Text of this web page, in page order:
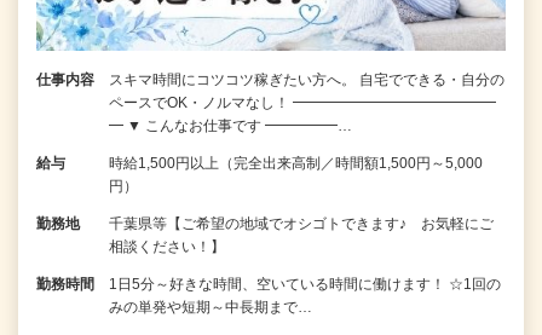
仕事内容
スキマ時間にコツコツ稼ぎたい方へ。 自宅でできる・自分の
ペースでOK・ノルマなし！ ━━━━━━━━━━━━━━
━ ▼ こんなお仕事です ━━━━━…
給与
時給1,500円以上（完全出来高制／時間額1,500円～5,000
円）
勤務地
千葉県等【ご希望の地域でオシゴトできます♪ お気軽にご
相談ください！】
勤務時間
1日5分～好きな時間、空いている時間に働けます！ ☆1回の
みの単発や短期～中長期まで…